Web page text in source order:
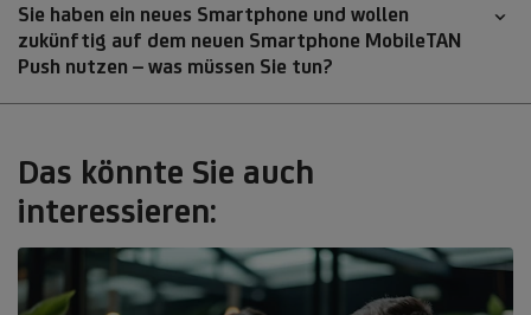
Sie haben ein neues Smartphone und wollen
zukünftig auf dem neuen Smartphone MobileTAN
Push nutzen – was müssen Sie tun?
Das könnte Sie auch
interessieren: